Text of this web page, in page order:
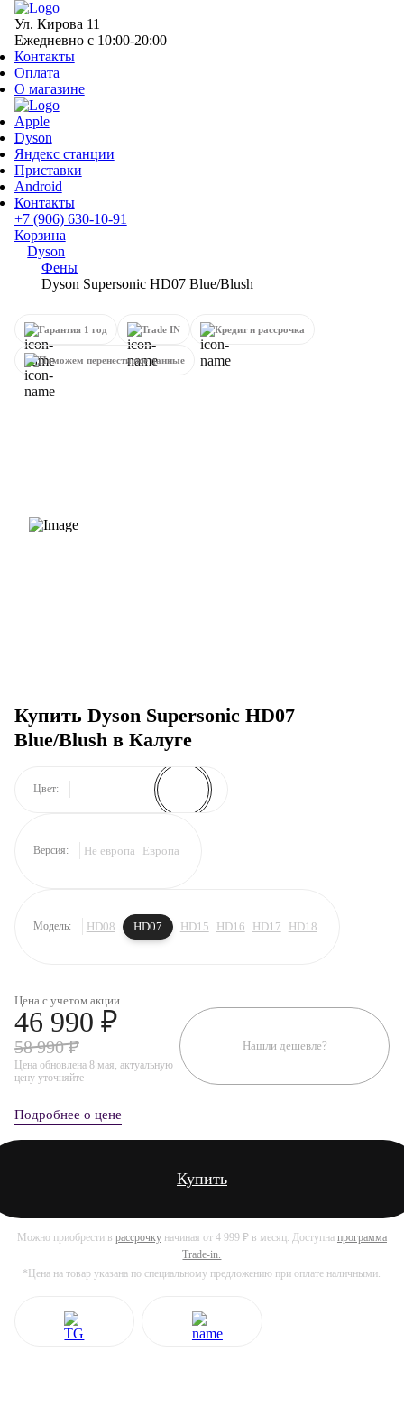
Ул. Кирова 11
Ежедневно с 10:00-20:00
Контакты
Оплата
О магазине
Apple
Dyson
Яндекс станции
Приставки
Android
Контакты
+7 (906) 630-10-91
Корзина
Dyson
Фены
Dyson Supersonic HD07 Blue/Blush
Гарантия 1 год Trade IN Кредит и рассрочка
Поможем перенести все данные
Купить Dyson Supersonic HD07
Blue/Blush в Калуге
Цвет:
Версия: Не европа Европа
Модель: HD08 HD07 HD15 HD16 HD17 HD18
Цена с учетом акции
46 990 ₽
58 990 ₽
Цена обновлена 8 мая, актуальную
цену уточняйте
Нашли дешевле?
Подробнее о цене
Купить
Можно приобрести в рассрочкуначиная от 4 999 ₽ в месяц. Доступна программа
Trade-in.
*Цена на товар указана по специальному предложению при оплате наличными.